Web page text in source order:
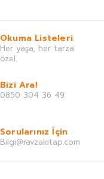
Okuma Listeleri
Her yaşa, her tarza
özel.
Bizi Ara!
0850 304 36 49
Sorularınız İçin
Bilgi@ravzakitap.com